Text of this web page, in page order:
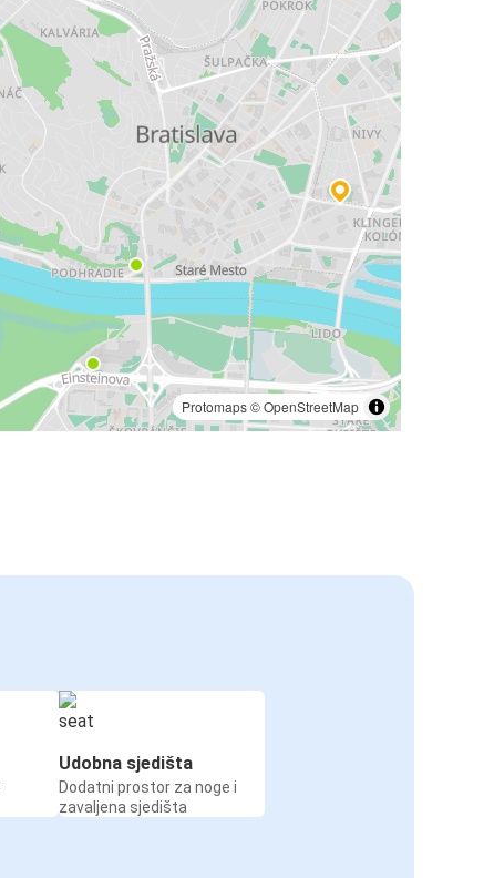
Protomaps©OpenStreetMap
Udobna sjedišta
Dodatni prostor za noge i
zavaljena sjedišta